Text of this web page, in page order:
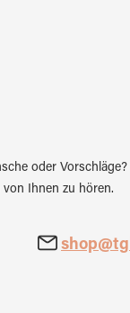
oder Vorschläge?
Ihnen zu hören.